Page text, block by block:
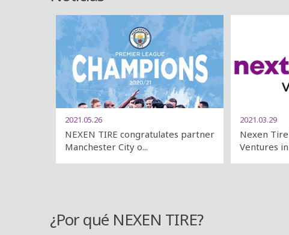
2021.05.26
NEXEN TIRE congratulates partner
Manchester City o...
2021.03.29
Nexen
Ventures in
¿Por qué NEXEN TIRE?